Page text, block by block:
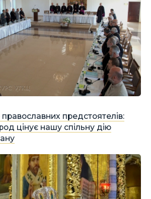
предстоятелів:
цінує нашу спільну дію